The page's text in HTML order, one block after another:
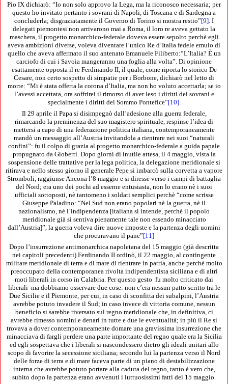
Pio IX dichiarò: “Io non solo approvo la Lega, ma la riconosco necessaria; per
questo ho invitato pertanto i sovrani di Napoli, di Toscana e di Sardegna a
concluderla; disgraziatamente il Governo di Torino si mostra restio”[9]. I
delegati piemontesi non arrivarono mai a Roma, il loro re aveva gettato la
maschera, il progetto monarchico-federale doveva essere sepolto perchè egli
aveva ambizioni diverse, voleva diventare l’unico Re d’Italia fedele emulo di
quello che aveva affermato il suo antenato Emanuele Filiberto:“L’Italia? È un
carciofo di cui i Savoia mangeranno una foglia alla volta”. Di opinione
esattamente opposta il re Ferdinando II, il quale, come riporta lo storico De
Cesare, non certo sospetto di simpatie per i Borbone, dichiarò nel letto di
morte: “Mi è stata offerta la corona d’Italia, ma non ho voluto accettarla; se io
l’avessi accettata, ora soffrirei il rimorso di aver leso i diritti dei sovrani e
specialmente i diritti del Sommo Pontefice”[10].
Il 29 aprile il Papa si disimpegnò dall’adesione alla guerra federale,
rimarcando la preminenza del suo magistero spirituale, respinse l’idea di
mettersi a capo di una federazione politica italiana, contemporaneamente
mandò un messaggio all’Austria invitandola a rientrare nei suoi “naturali
confini”: fu il colpo di grazia al progetto monarchico-federale a guida papale
propugnato da Gioberti. Dopo giorni di inutile attesa, il 4 maggio, vista la
sospensione delle trattative per la lega politica, la delegazione meridionale si
ritirava e nello stesso giorno il generale Pepe si imbarcò sulla corvetta a vapore
Stromboli, raggiunse Ancona l’8 maggio e si diresse verso i campi di battaglia
del Nord; era uno dei pochi ad esserne entusiasta, non lo erano nè i suoi
ufficiali sottoposti, nè tantomeno i soldati semplici perchè “come scrisse
Giuseppe Paladino: “Nel Sud non erano popolari nè la guerra, nè il
nazionalismo, nè l’indipendenza [italiana si intende, perché il popolo
meridionale già si sentiva pienamente tale non essendo minacciato
dall’Austria]”, la guerra voleva dire nuove imposte e la partenza degli uomini
che procuravano il pane”[11]
Dopo l’insurrezione antimonarchica napoletana del 15 maggio (già descritta
nei capitoli precedenti) Ferdinando II ordinò, il 22 maggio, al contingente
militare meridionale di terra e di mare di rientrare in patria, anche perché molto
preoccupato della contemporanea rivolta indipendentista siciliana e di altri
moti liberali in corso in Calabria. Per questo gesto fu molto criticato dai
liberali ma dobbiamo osservare due cose: non c’era nessun patto scritto tra le
Due Sicilie e il Piemonte, per cui, in caso di sconfitta dei subalpini, l’Austria
avrebbe potuto invadere il Sud; in caso invece di vittoria comune, nessun
beneficio si sarebbe riversato sul regno meridionale che, in definitiva, ci
avrebbe rimesso uomini e denari in tutte e due le eventualità; in più il Re si
trovava a dover contemporaneamente domare una gravissima insurrezione che
minacciava di fargli perdere una parte importante del regno quale era la Sicilia
ed egli sospettava che i liberali si nascondessero dietro gli ideali unitari allo
scopo di favorire la secessione siciliana; secondo lui la partenza verso il Nord
delle forze di terra e di mare faceva parte di un piano di destabilizzazione
interna che avrebbe potuto portare alla caduta del regno, tanto è vero che,
subito dopo la partenza erano avvenuti i luttuosissimi fatti del 15 maggio.